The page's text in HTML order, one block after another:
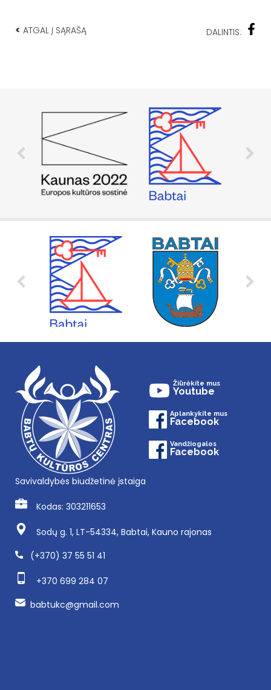
< ATGAL Į SĄRAŠĄ DALINTIS:
Žiūrėkite mus
Youtube
Aplankykite mus
Facebook
Vandžiogalos
Facebook
Savivaldybės biudžetinė įstaiga
Kodas: 303211653
Sodų g. 1, LT-54334, Babtai, Kauno rajonas
(+370) 37 55 51 41
+370 699 284 07
babtukc@gmail.com